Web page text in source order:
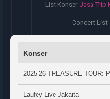
List Konser Jasa Trip
Concert List
Konser
2025-26 TREASURE TOUR:
Laufey Live Jakarta